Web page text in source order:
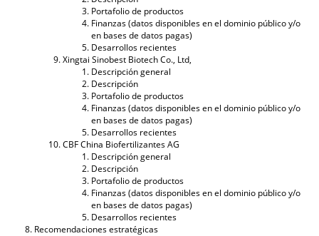
Portafolio de productos
Finanzas (datos disponibles en el dominio público y/o
en bases de datos pagas)
Desarrollos recientes
Xingtai Sinobest Biotech Co., Ltd,
Descripción general
Descripción
Portafolio de productos
Finanzas (datos disponibles en el dominio público y/o
en bases de datos pagas)
Desarrollos recientes
CBF China Biofertilizantes AG
Descripción general
Descripción
Portafolio de productos
Finanzas (datos disponibles en el dominio público y/o
en bases de datos pagas)
Desarrollos recientes
Recomendaciones estratégicas